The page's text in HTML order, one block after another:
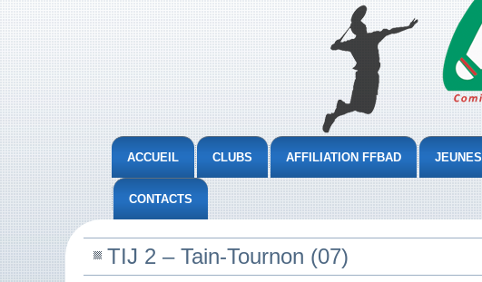
ACCUEIL CLUBS AFFILIATION FFBAD JEUNES
CONTACTS
TIJ 2 – Tain-Tournon (07)